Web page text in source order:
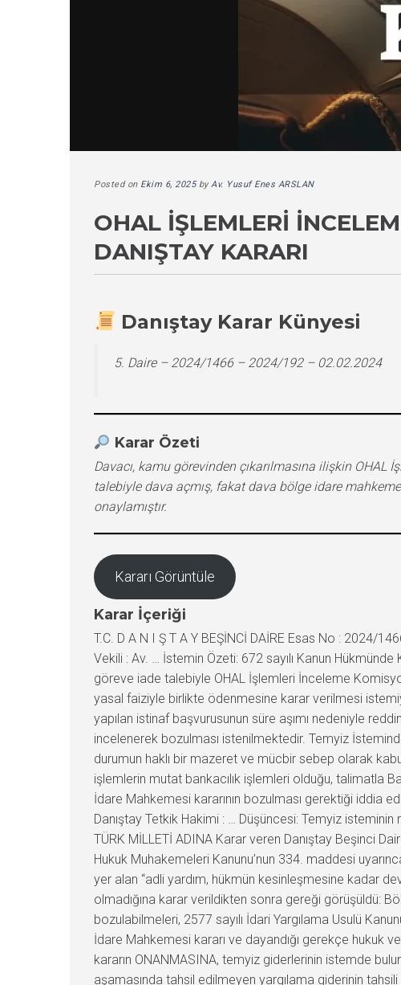
Posted on Ekim 6, 2025byAv. Yusuf Enes ARSLAN
OHAL İŞLEMLERI
DANIŞTAY KARARI
Danıştay Karar Künyesi
5. Daire – 2024/1466 – 2024/192 – 02.02.2024
Karar Özeti
Davacı, kamu görevinden çıkarılmasına ilişkin
talebiyle dava açmış, fakat dava bölge idare
onaylamıştır.
Kararı Görüntüle
Karar İçeriği
T.C. D A N I Ş T A Y BEŞİNCİ DAİRE Esas No : 2024/
Vekili : Av. … İstemin Özeti: 672 sayılı Kanun
göreve iade talebiyle OHAL İşlemleri İnceleme
yasal faiziyle birlikte ödenmesine karar verilmesi
yapılan istinaf başvurusunun süre aşımı nedeniyle
incelenerek bozulması istenilmektedir. Temyiz İsteminde
durumun haklı bir mazeret ve mücbir sebep olarak
işlemlerin mutat bankacılık işlemleri olduğu, talimatla
İdare Mahkemesi kararının bozulması gerektiği iddia
Danıştay Tetkik Hakimi : … Düşüncesi: Temyiz
TÜRK MİLLETİ ADINA Karar veren Danıştay Beşinci
Hukuk Muhakemeleri Kanunu’nun 334. maddesi
yer alan “adli yardım, hükmün kesinleşmesine kadar
olmadığına karar verildikten sonra gereği görüşüldü:
bozulabilmeleri, 2577 sayılı İdari Yargılama Usulü
İdare Mahkemesi kararı ve dayandığı gerekçe hukuk
kararın ONANMASINA, temyiz giderlerinin istemde
aşamasında tahsil edilmeyen yargılama giderinin